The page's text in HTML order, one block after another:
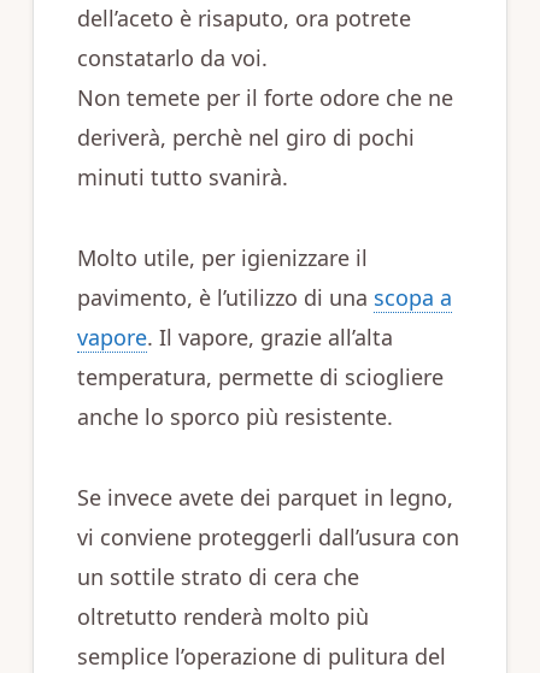
dell’aceto è risaputo, ora potrete
constatarlo da voi.
Non temete per il forte odore che ne
deriverà, perchè nel giro di pochi
minuti tutto svanirà.
Molto utile, per igienizzare il
pavimento, è l’utilizzo di una scopa a
vapore. Il vapore, grazie all’alta
temperatura, permette di sciogliere
anche lo sporco più resistente.
Se invece avete dei parquet in legno,
vi conviene proteggerli dall’usura con
un sottile strato di cera che
oltretutto renderà molto più
semplice l’operazione di pulitura del